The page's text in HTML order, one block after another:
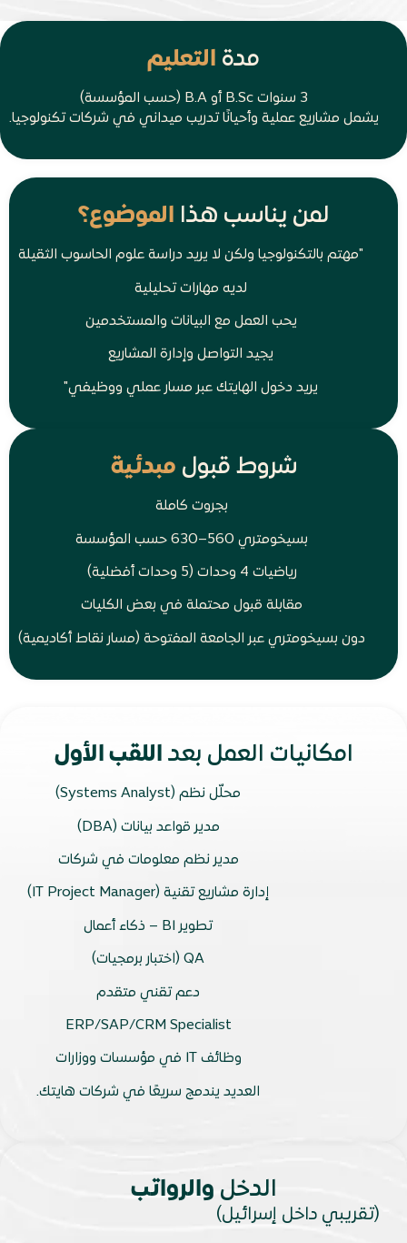
مدة التعليم
3 سنوات B.Sc أو B.A (حسب المؤسسة)
يشمل مشاريع عملية وأحيانًا تدريب ميداني في شركات تكنولوجيا.
لمن يناسب هذا الموضوع؟
"مهتم بالتكنولوجيا ولكن لا يريد دراسة علوم الحاسوب الثقيلة
لديه مهارات تحليلية
يحب العمل مع البيانات والمستخدمين
يجيد التواصل وإدارة المشاريع
يريد دخول الهايتك عبر مسار عملي ووظيفي"
شروط قبول مبدئية
بجروت كاملة
بسيخومتري 560–630 حسب المؤسسة
رياضيات 4 وحدات (5 وحدات أفضلية)
مقابلة قبول محتملة في بعض الكليات
دون بسيخومتري عبر الجامعة المفتوحة (مسار نقاط أكاديمية)
امكانيات العمل بعد اللقب الأول
محلّل نظم (Systems Analyst)
مدير قواعد بيانات (DBA)
مدير نظم معلومات في شركات
إدارة مشاريع تقنية (IT Project Manager)
تطوير BI – ذكاء أعمال
QA (اختبار برمجيات)
دعم تقني متقدم
ERP/SAP/CRM Specialist
وظائف IT في مؤسسات ووزارات
العديد يندمج سريعًا في شركات هايتك.
الدخل والرواتب
(تقريبي داخل إسرائيل)